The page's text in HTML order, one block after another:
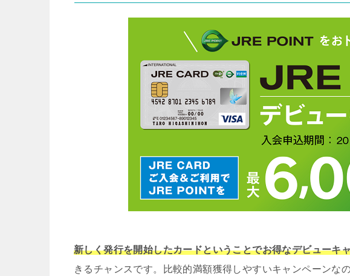
新しく発行を開始したカードということでお得なデビューキ
きるチャンスです。比較的満額獲得しやすいキャンペーンな